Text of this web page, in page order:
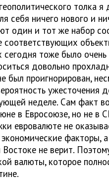
толка я
себя ничего нового и
один и тот же набор
соответствующих
тоже было очень
довольно
был проигнорирован,
ужесточения
неделе. Сам факт
в Евросоюзе, но не в
евровалюте не
факторы,
не верит.
валюты, которое